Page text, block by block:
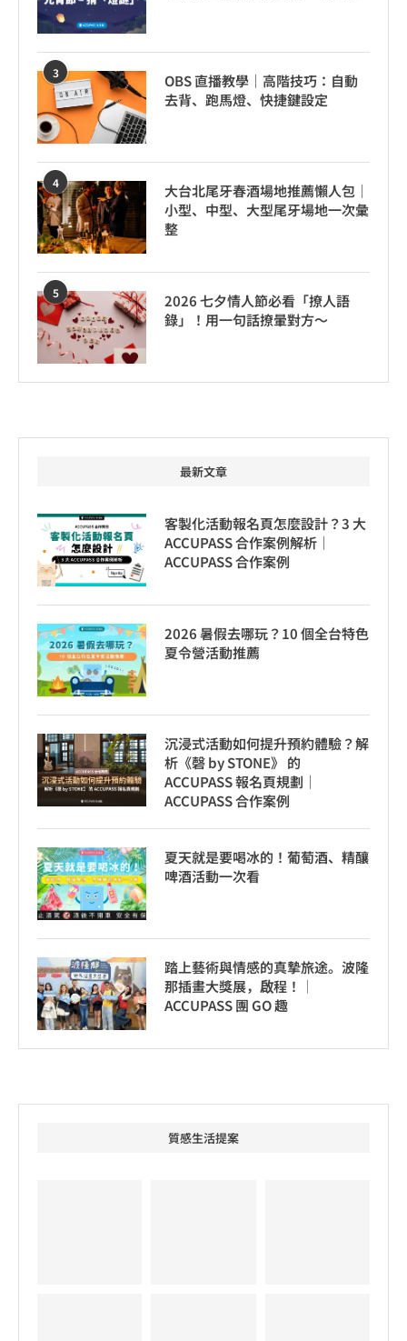
3
OBS 直播教學｜高階技巧：自動
去背、跑馬燈、快捷鍵設定
4
大台北尾牙春酒場地推薦懶人包｜
小型、中型、大型尾牙場地一次彙
整
5
2026 七夕情人節必看「撩人語
錄」！用一句話撩暈對方～
最新文章
客製化活動報名頁怎麼設計？3 大
ACCUPASS 合作案例解析｜
ACCUPASS 合作案例
2026 暑假去哪玩？10 個全台特色
夏令營活動推薦
沉浸式活動如何提升預約體驗？解
析《磬 by STONE》 的
ACCUPASS 報名頁規劃｜
ACCUPASS 合作案例
夏天就是要喝冰的！葡萄酒、精釀
啤酒活動一次看
踏上藝術與情感的真摯旅途。波隆
那插畫大獎展，啟程！│
ACCUPASS 團 GO 趣
質感生活提案